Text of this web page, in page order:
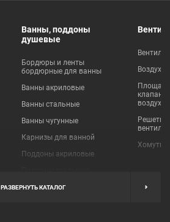
Ванны, поддоны
душевые
Бордюры и ленты
бордюрные для ванны
Ванны акриловые
Ванны стальные
Ванны чугунные
Карнизы для ванной
Поддоны акриловые
Пробки для ванн
клапаны
Решетки
Хомуты
РАЗВЕРНУТЬ КАТАЛОГ